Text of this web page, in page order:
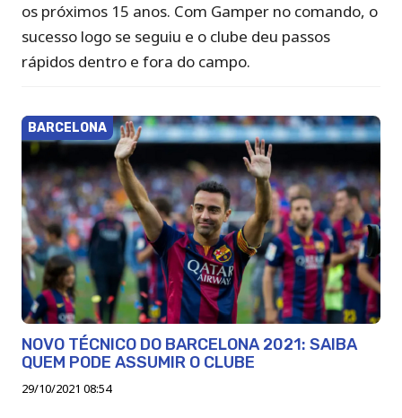
os próximos 15 anos. Com Gamper no comando, o
sucesso logo se seguiu e o clube deu passos
rápidos dentro e fora do campo.
BARCELONA
NOVO TÉCNICO DO BARCELONA 2021: SAIBA
QUEM PODE ASSUMIR O CLUBE
29/10/2021 08:54